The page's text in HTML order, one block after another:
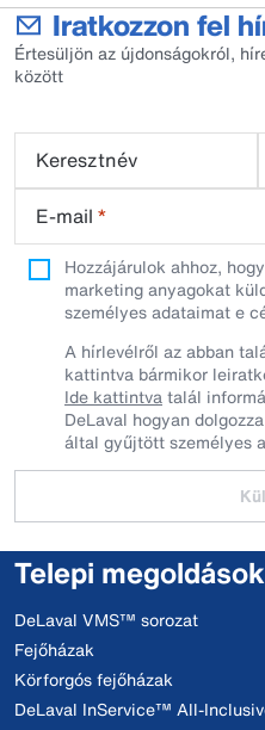
Iratkozzon fel
Értesüljön az újdonságokról,
között
Keresztnév
E-mail *
Hozzájárulok ahhoz,
marketing anyagokat
személyes adataimat e
A hírlevélről az abban
kattintva bármikor
Ide kattintvatalál
DeLaval hogyan
által gyűjtött személyes
Telepi megoldások
DeLaval VMS™ sorozat
Fejőházak
Körforgós fejőházak
DeLaval InService™ All-